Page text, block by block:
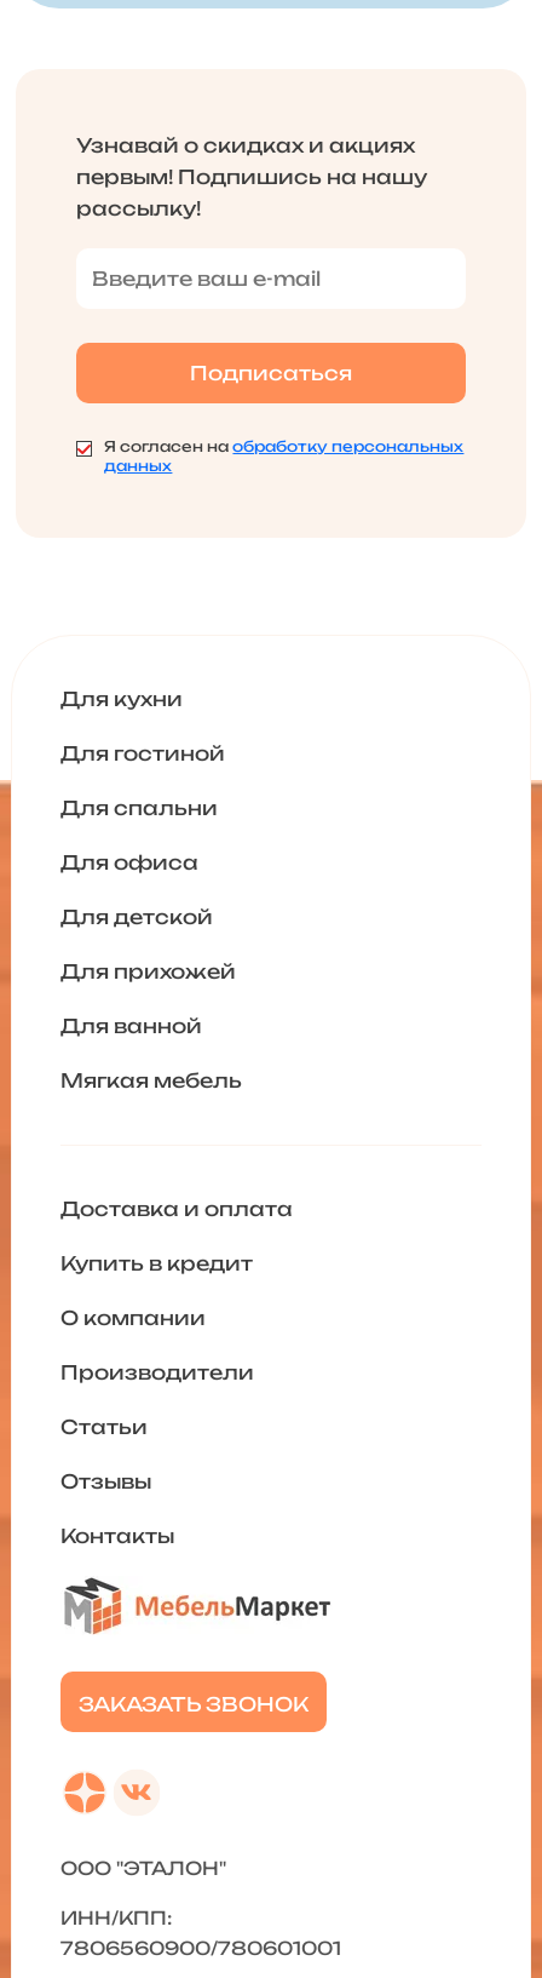
Узнавай о скидках и акциях
первым! Подпишись на нашу
рассылку!
Я согласен наобработку персональных
данных
Для кухни
Для гостиной
Для спальни
Для офиса
Для детской
Для прихожей
Для ванной
Мягкая мебель
ЗАКАЗАТЬ ЗВОНОК
Доставка и оплата
Купить в кредит
О компании
Производители
Статьи
Отзывы
Контакты
ООО "ЭТАЛОН"
ИНН/КПП:
7806560900/780601001